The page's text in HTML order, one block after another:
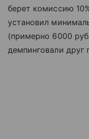
берет комиссию
установил
(примерно 6000
демпинговали друг